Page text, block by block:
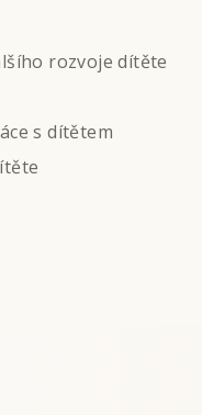
rozvoje dítěte
s dítětem